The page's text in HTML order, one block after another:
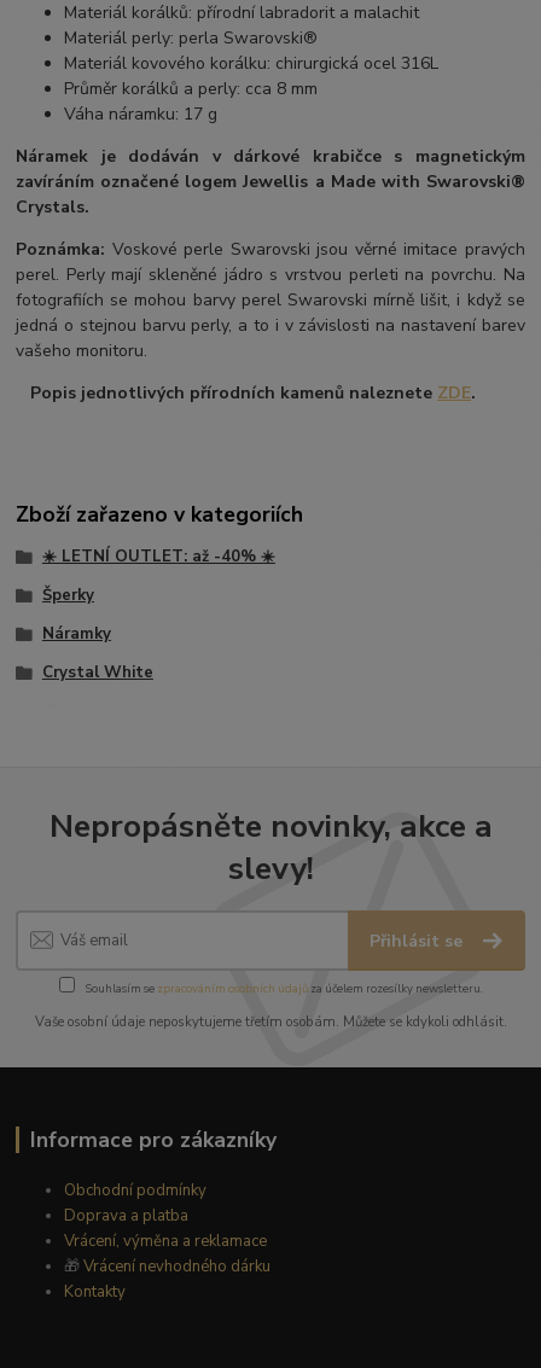
Materiál korálků: přírodní labradorit a malachit
Materiál perly: perla Swarovski®
Materiál kovového korálku: chirurgická ocel 316L
Průměr korálků a perly: cca 8 mm
Váha náramku: 17 g
Náramek je dodáván v dárkové krabičce s magnetickým
zavíráním označené logem Jewellis a Made with Swarovski®
Crystals.
Poznámka: Voskové perle Swarovski jsou věrné imitace pravých
perel. Perly mají skleněné jádro s vrstvou perleti na povrchu. Na
fotografiích se mohou barvy perel Swarovski mírně lišit, i když se
jedná o stejnou barvu perly, a to i v závislosti na nastavení barev
vašeho monitoru.
Popis jednotlivých přírodních kamenů naleznete ZDE.
Zboží zařazeno v kategoriích
☀️ LETNÍ OUTLET: až -40% ☀️
Šperky
Náramky
Crystal White
Nepropásněte novinky, akce a
slevy!
Přihlásit se
Souhlasím se zpracováním osobních údajůza účelem rozesílky newsletteru.
Vaše osobní údaje neposkytujeme třetím osobám. Můžete se kdykoli odhlásit.
Informace pro zákazníky
Obchodní podmínky
Doprava a platba
Vrácení, výměna a reklamace
🎁Vrácení nevhodného dárku
Kontakty